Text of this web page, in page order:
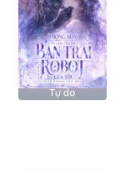
Tự do